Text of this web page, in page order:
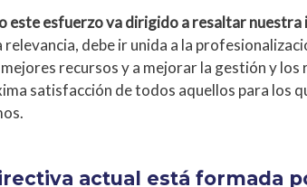
este esfuerzo va dirigido a resaltar
relevancia, debe ir unida a la
recursos y a mejorar la gestión y
satisfacción de todos aquellos para los
actual está formada